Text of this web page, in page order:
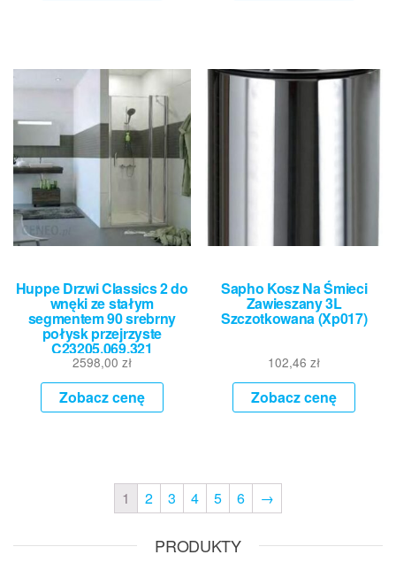
Huppe Drzwi Classics 2 do
wnęki ze stałym
segmentem 90 srebrny
połysk przejrzyste
C23205.069.321
2598,00 zł
Zobacz cenę
Sapho Kosz Na Śmieci
Zawieszany 3L
Szczotkowana (Xp017)
102,46zł
Zobacz cenę
1 2 3 4 5 6 →
PRODUKTY